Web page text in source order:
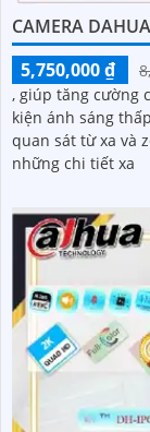
CAMERA
5,750,000 ₫
, giúp tăng cường
kiện ánh sáng thấp. Camera có khả năng xoay điều chỉnh
quan sát từ xa và
những chi tiết xa